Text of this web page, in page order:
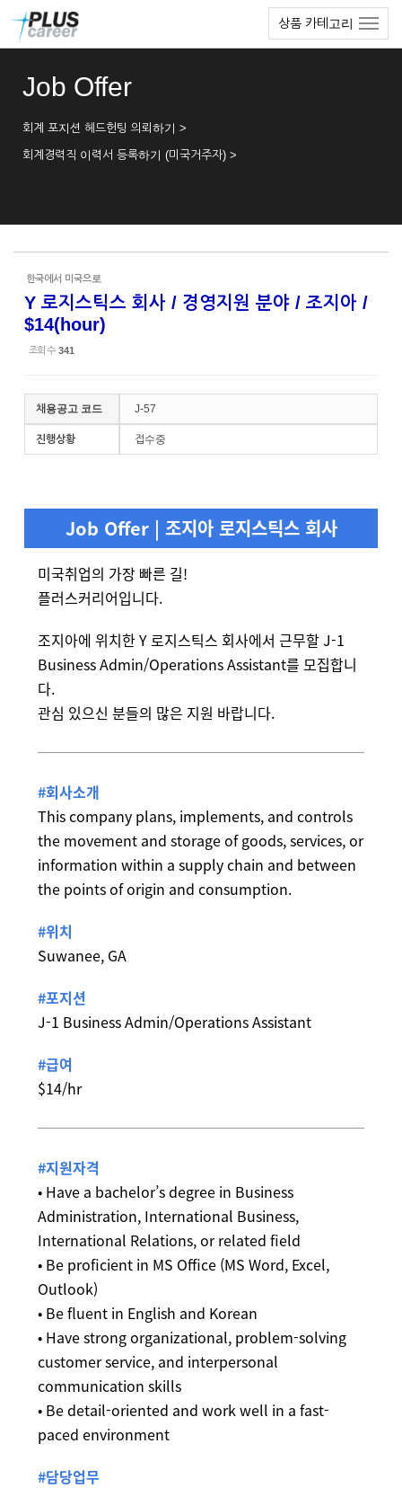
상품 카테고리
Job Offer
회계 포지션 헤드헌팅 의뢰하기 >
회계경력직 이력서 등록하기 (미국거주자) >
한국에서 미국으로
Y 로지스틱스 회사 / 경영지원 분야 / 조지아 /
$14(hour)
조회 수 341
채용공고 코드 J-57
진행상황 접수중
Job Offer | 조지아 로지스틱스 회사
미국취업의 가장 빠른 길!
플러스커리어입니다.
조지아에 위치한 Y 로지스틱스 회사에서 근무할 J-1
Business Admin/Operations Assistant를 모집합니
다.
관심 있으신 분들의 많은 지원 바랍니다.
#회사소개
This company plans, implements, and controls
the movement and storage of goods, services, or
information within a supply chain and between
the points of origin and consumption.
#위치
Suwanee, GA
#포지션
J-1 Business Admin/Operations Assistant
#급여
$14/hr
#지원자격
• Have a bachelor’s degree in Business
Administration, International Business,
International Relations, or related field
• Be proficient in MS Office (MS Word, Excel,
Outlook)
• Be fluent in English and Korean
• Have strong organizational, problem-solving
customer service, and interpersonal
communication skills
• Be detail-oriented and work well in a fast-
paced environment
#담당업무